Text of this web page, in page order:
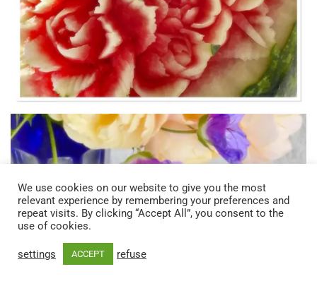
We use cookies on our website to give you the most
relevant experience by remembering your preferences and
repeat visits. By clicking “Accept All”, you consent to the
use of cookies.
settings ACCEPT refuse